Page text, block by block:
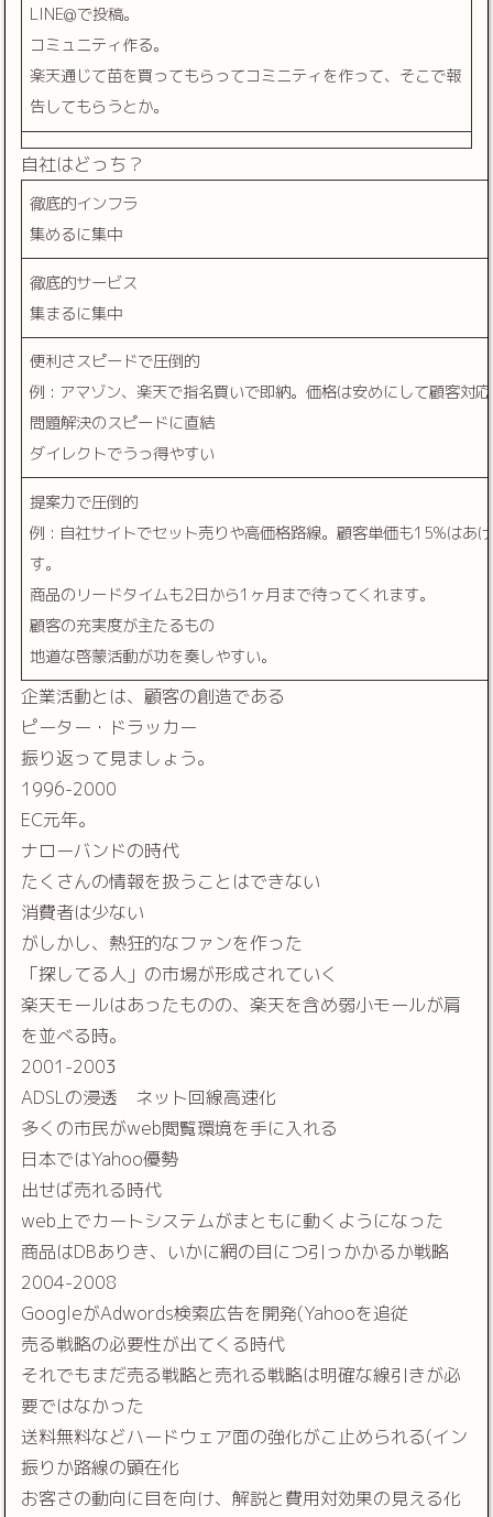
LINE@で投稿。
コミュニティ作る。
楽天通じて苗を買ってもらってコミニティを作って、そこで報
告してもらうとか。
自社はどっち？
徹底的インフラ
集めるに集中
徹底的サービス
集まるに集中
便利さスピードで圧倒的
例 : アマゾン、楽天で指名買いで即納。価格は安めにして顧客対
問題解決のスピードに直結
ダイレクトでうっ得やすい
提案力で圧倒的
例 : 自社サイトでセット売りや高価格路線。顧客単価も15%はあ
す。
商品のリードタイムも2日から1ヶ月まで待ってくれます。
顧客の充実度が主たるもの
地道な啓蒙活動が功を奏しやすい。
企業活動とは、顧客の創造である
ピーター・ドラッカー
振り返って見ましょう。
1996-2000
EC元年。
ナローバンドの時代
たくさんの情報を扱うことはできない
消費者は少ない
がしかし、熱狂的なファンを作った
「探してる人」の市場が形成されていく
楽天モールはあったものの、楽天を含め弱小モールが肩
を並べる時。
2001-2003
ADSLの浸透 ネット回線高速化
多くの市民がweb閲覧環境を手に入れる
日本ではYahoo優勢
出せば売れる時代
web上でカートシステムがまともに動くようになった
商品はDBありき、いかに網の目につ引っかかるか戦略
2004-2008
GoogleがAdwords検索広告を開発(Yahooを追従
売る戦略の必要性が出てくる時代
それでもまだ売る戦略と売れる戦略は明確な線引きが必
要ではなかった
送料無料などハードウェア面の強化がこ止められる(イン
振りか路線の顕在化
お客さの動向に目を向け、解説と費用対効果の見える化